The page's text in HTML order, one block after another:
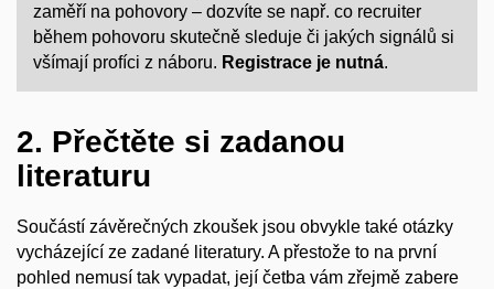
zaměří na pohovory – dozvíte se např. co recruiter
během pohovoru skutečně sleduje či jakých signálů si
všímají profíci z náboru. Registrace je nutná.
2. Přečtěte si zadanou
literaturu
Součástí závěrečných zkoušek jsou obvykle také otázky
vycházející ze zadané literatury. A přestože to na první
pohled nemusí tak vypadat, její četba vám zřejmě zabere